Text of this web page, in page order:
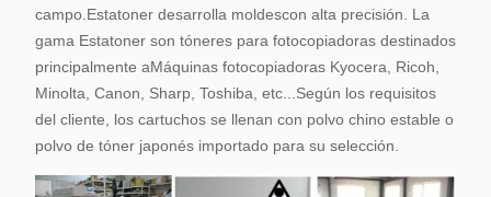
campo.Estatoner desarrolla moldescon alta precisión. La
gama Estatoner son tóneres para fotocopiadoras destinados
principalmente aMáquinas fotocopiadoras Kyocera, Ricoh,
Minolta, Canon, Sharp, Toshiba, etc...Según los requisitos
del cliente, los cartuchos se llenan con polvo chino estable o
polvo de tóner japonés importado para su selección.